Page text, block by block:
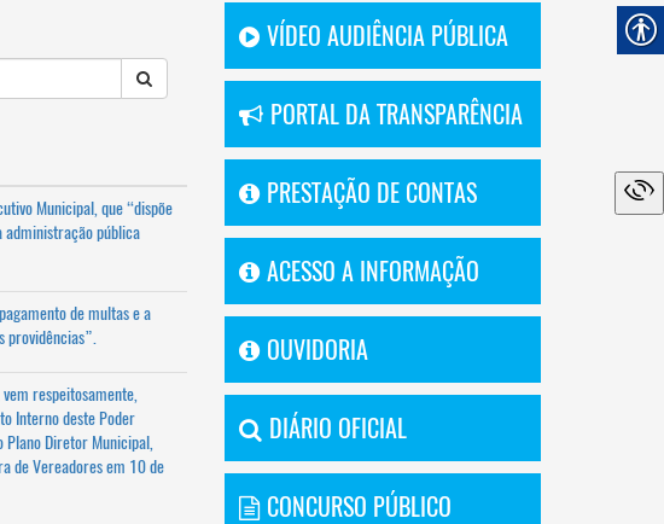
Municipal, que “dispõe
administração pública
de multas e a
providências”.
vem respeitosamente,
Interno deste Poder
Plano Diretor Municipal,
de Vereadores em 10 de
VÍDEO AUDIÊNCIA PÚBLICA
PORTAL DA TRANSPARÊNCIA
PRESTAÇÃO DE CONTAS
ACESSO A INFORMAÇÃO
OUVIDORIA
DIÁRIO OFICIAL
CONCURSO PÚBLICO